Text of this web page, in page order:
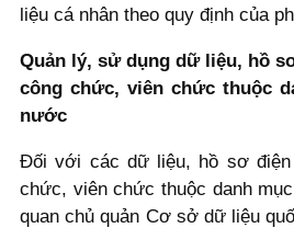
liệu cá nhân theo quy định của
Quản lý, sử dụng dữ liệu, hồ
công chức, viên chức thuộc
nước
Đối với các dữ liệu, hồ sơ
chức, viên chức thuộc danh
quan chủ quản Cơ sở dữ liệu